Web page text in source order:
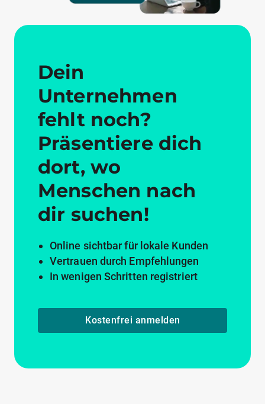
Dein
Unternehmen
fehlt noch?
Präsentiere dich
dort, wo
Menschen nach
dir suchen!
Online sichtbar für lokale Kunden
Vertrauen durch Empfehlungen
In wenigen Schritten registriert
Kostenfrei anmelden